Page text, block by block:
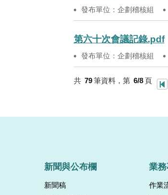
發布單位：企劃稽核組
第六十次會議記錄.pdf
發布單位：企劃稽核組
共 79 筆資料，第 6/8 頁
新聞與公布欄
新聞稿
業
作業